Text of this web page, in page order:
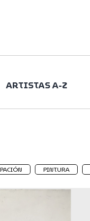
ARTISTAS A-Z
PINTURA